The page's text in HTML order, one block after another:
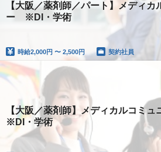
【大阪／薬剤師／パート】メディカ
ー ※DI・学術
時給2,000円 〜 2,500円 契約社員
【大阪／薬剤師】メディカルコミ
※DI・学術